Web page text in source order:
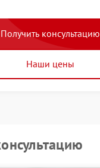
Получить консультацию
Наши цены